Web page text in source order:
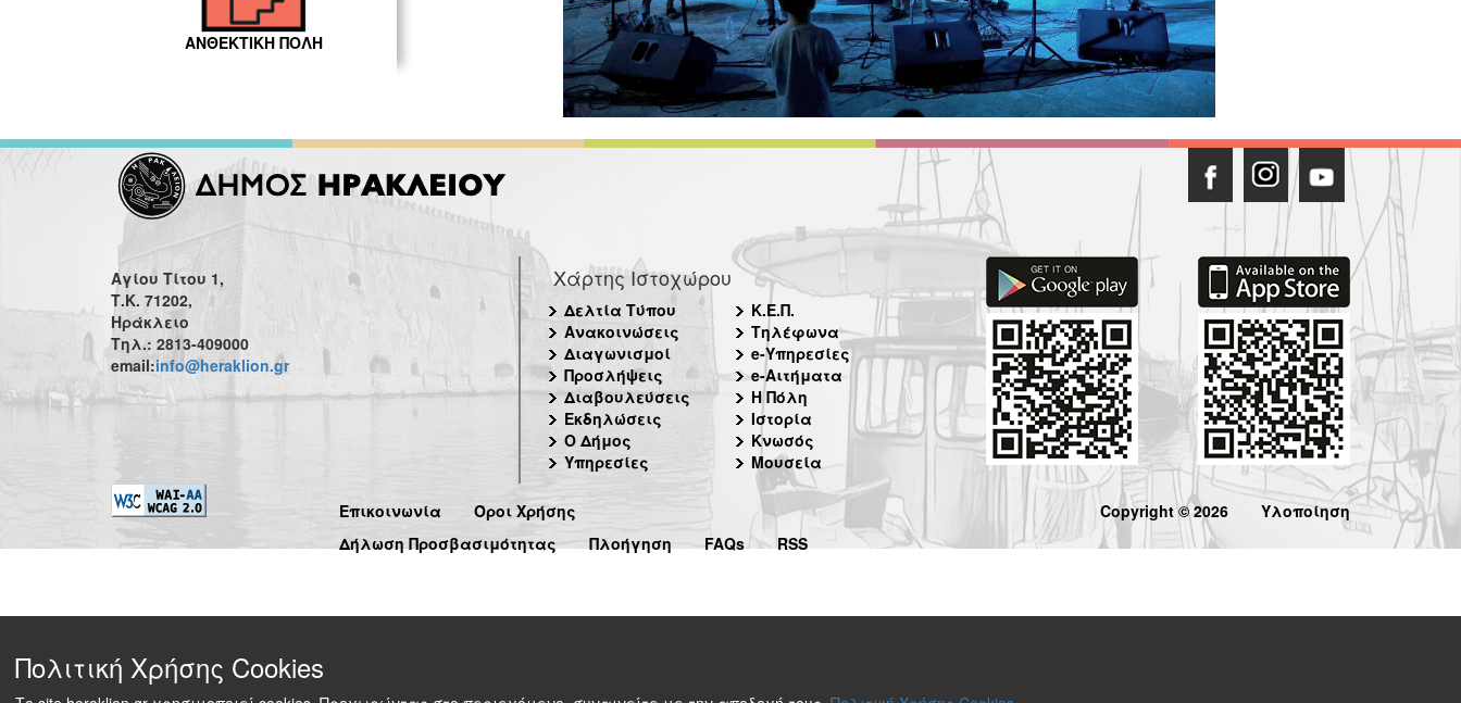
ΑΝΘΕΚΤΙΚΗ ΠΟΛΗ
Αγίου Τίτου 1,
Τ.Κ. 71202,
Ηράκλειο
Τηλ.: 2813-409000
email:info@heraklion.gr
Χάρτης Ιστοχώρου
Δελτία Τύπου
Ανακοινώσεις
Διαγωνισμοί
Προσλήψεις
Διαβουλεύσεις
Εκδηλώσεις
Ο Δήμος
Υπηρεσίες
Κ.Ε.Π.
Τηλέφωνα
e-Υπηρεσίες
e-Αιτήματα
Η Πόλη
Ιστορία
Κνωσός
Μουσεία
Επικοινωνία
Όροι Χρήσης
Δήλωση Προσβασιμότητας
Πλοήγηση FAQs RSS
Copyright © 2026 Υλοποίηση
Πολιτική Χρήσης Cookies